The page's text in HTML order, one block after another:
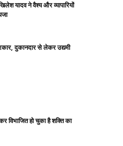
यादव ने वैश्य और व्यापारियों
सरकार, दुकानदार से लेकर उद्यमी
विभाजित हो चुका है शक्ति का